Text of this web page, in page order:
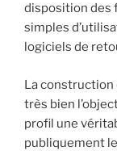
disposition des
simples
logiciels de
La
très bien
profil une
publiquement